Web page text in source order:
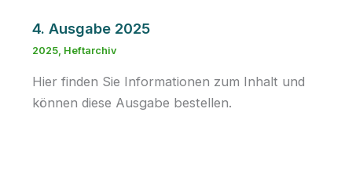
4. Ausgabe 2025
2025, Heftarchiv
Hier finden Sie Informationen zum Inhalt und
können diese Ausgabe bestellen.